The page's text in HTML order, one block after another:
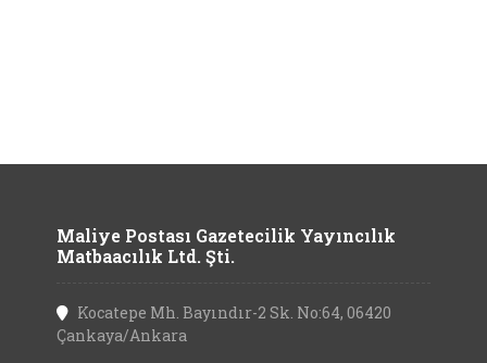
Maliye Postası Gazetecilik Yayıncılık
Matbaacılık Ltd. Şti.
Kocatepe Mh. Bayındır-2 Sk. No:64, 06420
Çankaya/Ankara